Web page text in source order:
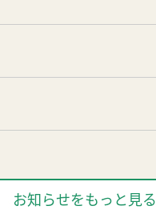
お知らせをもっと見る